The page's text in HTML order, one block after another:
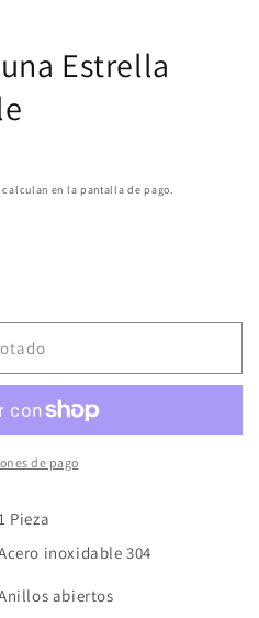
Estrella
calculan en la pantalla de pago.
de pago
Pieza
inoxidable 304
abiertos